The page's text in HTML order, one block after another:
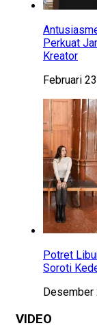
Perkuat
Kreator
Februari
Potret
Soroti
Desember
VIDEO